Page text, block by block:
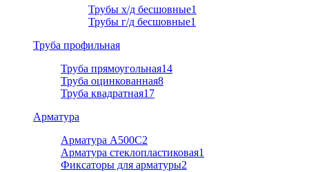
Трубы х/д бесшовные1
Трубы г/д бесшовные1
Труба профильная
Труба прямоугольная14
Труба оцинкованная8
Труба квадратная17
Арматура
Арматура A500C2
Арматура стеклопластиковая1
Фиксаторы для арматуры2